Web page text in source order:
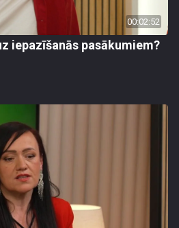
00:02:52
iepazīšanās pasākumiem?